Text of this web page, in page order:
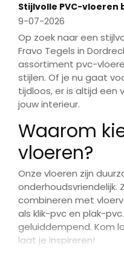
Stijlvolle PVC-vloeren
9-07-2026
Op zoek naar een
Fravo Tegels in
assortiment pvc-
stijlen. Of je nu gaat
tijdloos, er is altijd een
jouw interieur.
Waarom
vloeren?
Onze vloeren zijn
onderhoudsvriendelijk.
combineren met
als klik-pvc en plak-
geluiddempend. Kom
laat je inspireren!